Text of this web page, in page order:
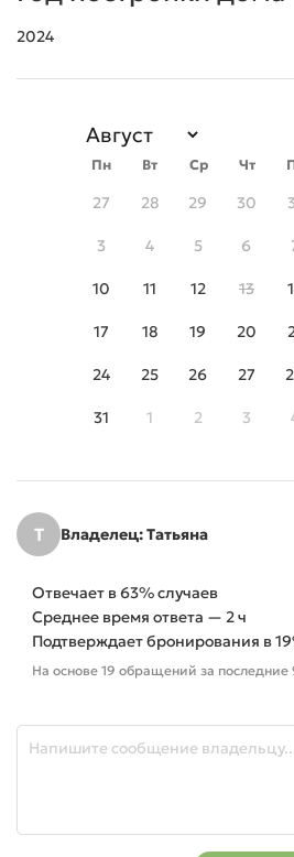
2024
Пн Вт Ср Чт
27 28 29 30
3 4 5 6
10 11 12 13
17 18 19 20
24 25 26 27
31 1 2 3
Т Владелец: Татьяна
Отвечает в 63% случаев
Среднее время ответа — 2 ч
Подтверждает бронирования в
На основе 19 обращений за последние